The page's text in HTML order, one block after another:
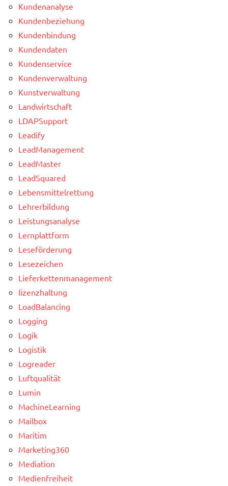
Kundenanalyse
Kundenbeziehung
Kundenbindung
Kundendaten
Kundenservice
Kundenverwaltung
Kunstverwaltung
Landwirtschaft
LDAPSupport
Leadify
LeadManagement
LeadMaster
LeadSquared
Lebensmittelrettung
Lehrerbildung
Leistungsanalyse
Lernplattform
Leseförderung
Lesezeichen
Lieferkettenmanagement
lizenzhaltung
LoadBalancing
Logging
Logik
Logistik
Logreader
Luftqualität
Lumin
MachineLearning
Mailbox
Maritim
Marketing360
Mediation
Medienfreiheit